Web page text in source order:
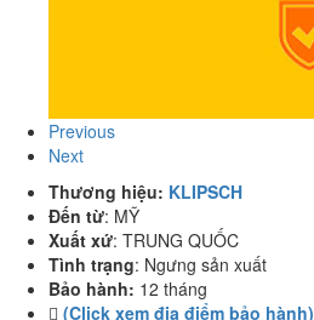
Previous
Next
Thương hiệu: KLIPSCH
Đến từ: MỸ
Xuất xứ: TRUNG QUỐC
Tình trạng: Ngưng sản xuất
Bảo hành: 12 tháng
(Click xem địa điểm bảo hành)